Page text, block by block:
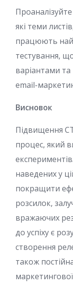
які теми
працюють
тестування,
варіантами
email-
Висновок
Підвищення
процес, який
наведених у
покращити
розсилок,
вражаючих
до успіху є
створення
також
маркетингової